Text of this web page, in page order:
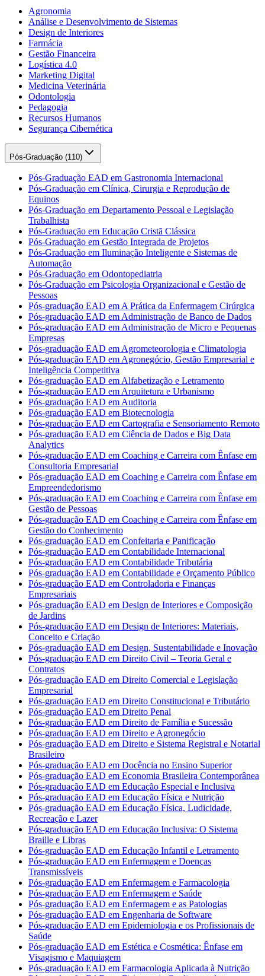
Agronomia
Análise e Desenvolvimento de Sistemas
Design de Interiores
Farmácia
Gestão Financeira
Logística 4.0
Marketing Digital
Medicina Veterinária
Odontologia
Pedagogia
Recursos Humanos
Segurança Cibernética
Pós-Graduação (110)
Pós-Graduação EAD em Gastronomia Internacional
Pós-Graduação em Clínica, Cirurgia e Reprodução de
Equinos
Pós-Graduação em Departamento Pessoal e Legislação
Trabalhista
Pós-Graduação em Educação Cristã Clássica
Pós-Graduação em Gestão Integrada de Projetos
Pós-Graduação em Iluminação Inteligente e Sistemas de
Automação
Pós-Graduação em Odontopediatria
Pós-Graduação em Psicologia Organizacional e Gestão de
Pessoas
Pós-graduação EAD em A Prática da Enfermagem Cirúrgica
Pós-graduação EAD em Administração de Banco de Dados
Pós-graduação EAD em Administração de Micro e Pequenas
Empresas
Pós-graduação EAD em Agrometeorologia e Climatologia
Pós-graduação EAD em Agronegócio, Gestão Empresarial e
Inteligência Competitiva
Pós-graduação EAD em Alfabetização e Letramento
Pós-graduação EAD em Arquitetura e Urbanismo
Pós-graduação EAD em Auditoria
Pós-graduação EAD em Biotecnologia
Pós-graduação EAD em Cartografia e Sensoriamento Remoto
Pós-graduação EAD em Ciência de Dados e Big Data
Analytics
Pós-graduação EAD em Coaching e Carreira com Ênfase em
Consultoria Empresarial
Pós-graduação EAD em Coaching e Carreira com Ênfase em
Empreendedorismo
Pós-graduação EAD em Coaching e Carreira com Ênfase em
Gestão de Pessoas
Pós-graduação EAD em Coaching e Carreira com Ênfase em
Gestão do Conhecimento
Pós-graduação EAD em Confeitaria e Panificação
Pós-graduação EAD em Contabilidade Internacional
Pós-graduação EAD em Contabilidade Tributária
Pós-graduação EAD em Contabilidade e Orçamento Público
Pós-graduação EAD em Controladoria e Finanças
Empresariais
Pós-graduação EAD em Design de Interiores e Composição
de Jardins
Pós-graduação EAD em Design de Interiores: Materiais,
Conceito e Criação
Pós-graduação EAD em Design, Sustentabilidade e Inovação
Pós-graduação EAD em Direito Civil – Teoria Geral e
Contratos
Pós-graduação EAD em Direito Comercial e Legislação
Empresarial
Pós-graduação EAD em Direito Constitucional e Tributário
Pós-graduação EAD em Direito Penal
Pós-graduação EAD em Direito de Família e Sucessão
Pós-graduação EAD em Direito e Agronegócio
Pós-graduação EAD em Direito e Sistema Registral e Notarial
Brasileiro
Pós-graduação EAD em Docência no Ensino Superior
Pós-graduação EAD em Economia Brasileira Contemporânea
Pós-graduação EAD em Educação Especial e Inclusiva
Pós-graduação EAD em Educação Física e Nutrição
Pós-graduação EAD em Educação Física, Ludicidade,
Recreação e Lazer
Pós-graduação EAD em Educação Inclusiva: O Sistema
Braille e Libras
Pós-graduação EAD em Educação Infantil e Letramento
Pós-graduação EAD em Enfermagem e Doenças
Transmissíveis
Pós-graduação EAD em Enfermagem e Farmacologia
Pós-graduação EAD em Enfermagem e Saúde
Pós-graduação EAD em Enfermagem e as Patologias
Pós-graduação EAD em Engenharia de Software
Pós-graduação EAD em Epidemiologia e os Profissionais de
Saúde
Pós-graduação EAD em Estética e Cosmética: Ênfase em
Visagismo e Maquiagem
Pós-graduação EAD em Farmacologia Aplicada à Nutrição